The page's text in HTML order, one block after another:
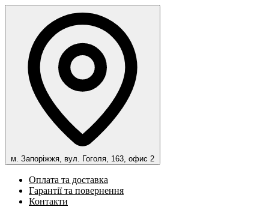
м. Запоріжжя, вул. Гоголя, 163, офис 2
Оплата та доставка
Гарантії та повернення
Контакти